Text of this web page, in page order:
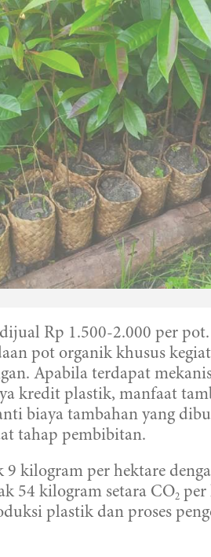
Rp 1.500-2.000 per
pot organik khusus
Apabila terdapat
kredit plastik, manfaat
biaya tambahan yang
tahap pembibitan.
kilogram per hektare
54 kilogram setara CO2 per
plastik dan proses